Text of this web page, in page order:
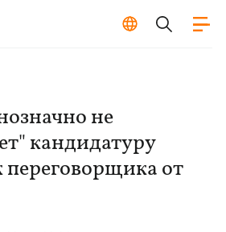
не
кандидатуру
от